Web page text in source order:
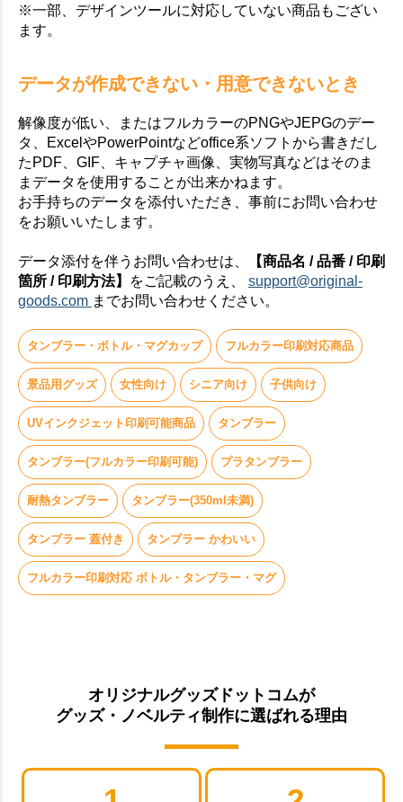
※一部、デザインツールに対応していない商品もござい
ます。
データが作成できない・用意できないとき
解像度が低い、またはフルカラーのPNGやJEPGのデー
タ、ExcelやPowerPointなどoffice系ソフトから書きだし
たPDF、GIF、キャプチャ画像、実物写真などはそのま
まデータを使用することが出来かねます。
お手持ちのデータを添付いただき、事前にお問い合わせ
をお願いいたします。
データ添付を伴うお問い合わせは、
【商品名 / 品番 / 印刷
箇所 / 印刷方法】
をご記載のうえ、 support@original-
goods.com までお問い合わせください。
タンブラー・ボトル・マグカップ フルカラー印刷対応商品
景品用グッズ 女性向け シニア向け 子供向け
UVインクジェット印刷可能商品 タンブラー
タンブラー(フルカラー印刷可能) プラタンブラー
耐熱タンブラー タンブラー(350ml未満)
タンブラー 蓋付き タンブラー かわいい
フルカラー印刷対応 ボトル・タンブラー・マグ
オリジナルグッズドットコムが
グッズ・ノベルティ制作に選ばれる理由